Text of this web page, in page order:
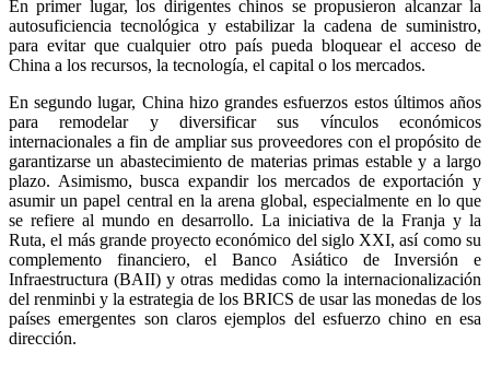
En primer lugar, los dirigentes chinos se propusieron alcanzar la
autosuficiencia tecnológica y estabilizar la cadena de suministro,
para evitar que cualquier otro país pueda bloquear el acceso de
China a los recursos, la tecnología, el capital o los mercados.
En segundo lugar, China hizo grandes esfuerzos estos últimos años
para remodelar y diversificar sus vínculos económicos
internacionales a fin de ampliar sus proveedores con el propósito de
garantizarse un abastecimiento de materias primas estable y a largo
plazo. Asimismo, busca expandir los mercados de exportación y
asumir un papel central en la arena global, especialmente en lo que
se refiere al mundo en desarrollo. La iniciativa de la Franja y la
Ruta, el más grande proyecto económico del siglo XXI, así como su
complemento financiero, el Banco Asiático de Inversión e
Infraestructura (BAII) y otras medidas como la internacionalización
del renminbi y la estrategia de los BRICS de usar las monedas de los
países emergentes son claros ejemplos del esfuerzo chino en esa
dirección.